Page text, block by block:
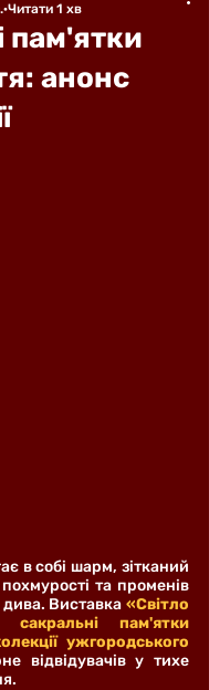
пам'ятки
анонс
Читати 1 хв
в собі шарм, зітканий
та променів
Виставка «Світло
пам'ятки
ужгородського
відвідувачів у тихе